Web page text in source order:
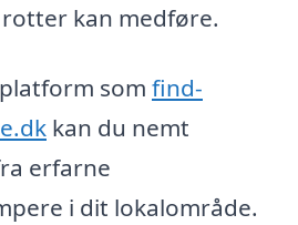
kan medføre.
som find-
kan du nemt
erfarne
i dit lokalområde.